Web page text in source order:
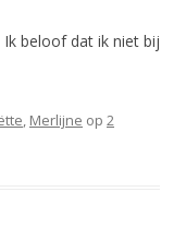
beloof dat ik niet bij
, Merlijne op 2